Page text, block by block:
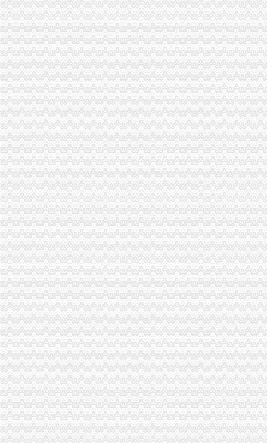
《一般货物出口流程》100篇第一文库网
货物出口流程（出口货物流程）_理财前线_天涯论坛_天涯社区
货物出口流程有哪些_百度经验
货物出口流程_百度知道
出口货物流程
货物出口流程(出口货物流程)-♀依の亿°♂的日志-网易博客
提供货物进出口流程,人和网
国际贸易实务：货物进出口业务操作流程-搜百科
【出口货物流程】-出口货物流程价格|批发-出口货物流程公司-页88网
出口货物通关
《进出口货物通关流程》_优秀范文十篇
北京货物进出口代理-中艺嘉业为您提供门到门的一条龙服务-供应信息
进出口货物基本流程_报关员资格_无忧考网
一般货物空运进出口步骤_中大网校
【货物出口流程以及操作流程的图片】-宝安宝安易登网
出口货物流程-刹那的日志-网易博客
出口货物流程-CSDN博客
货物出口流程中的外贸运输保险工作-百科教程网_经验分享平台[上学
出口货物流程-CSDN博客
【海运货物进出口流程价格服务】价格_厂家_图片-Hc360慧聪网
提供货物出口流程,危险品海运咨询,人和网
突尼斯拟简化货物进出口流程_新闻中心_大河网
【货物出口的业务流程】_产品资讯_一呼百应资讯频道
【出口货物流程】_出口货物流程批发价_出口货物流程货源--虎易网
空运货物出口操作流程_货物运输—中国物通网
出口货物流程_出口货物流程doc下载_爱问共享资料
一般进出口货物的报关程序
出口货物基本流程_互动百科
运输物流出口货物流程-供应信息-环球经贸网
一般货物空运进出口基本流程_搜狐_搜狐网
出口货物退运流程
货物出口的业务流程[1]-国际货运代理-无忧考网
货物进出口流程.ppt
【货物出口全部流程】价格_厂家_图片-Hc360慧聪网
出口货物流程_已解决-阿里巴巴生意经